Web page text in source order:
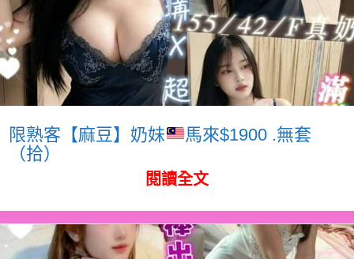
限熟客【麻豆】奶妹
馬來$1900 .無套
（拾）
閱讀全文